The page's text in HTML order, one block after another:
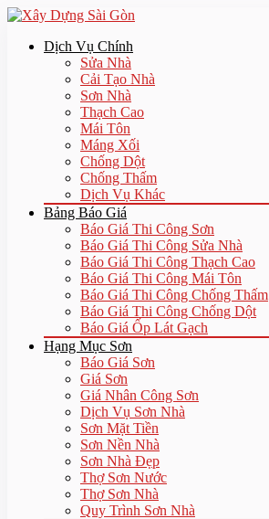
Dịch Vụ Chính
Sửa Nhà
Cải Tạo Nhà
Sơn Nhà
Thạch Cao
Mái Tôn
Máng Xối
Chống Dột
Chống Thấm
Dịch Vụ Khác
Bảng Báo Giá
Báo Giá Thi Công Sơn
Báo Giá Thi Công Sửa Nhà
Báo Giá Thi Công Thạch Cao
Báo Giá Thi Công Mái Tôn
Báo Giá Thi Công Chống Thấm
Báo Giá Thi Công Chống Dột
Báo Giá Ốp Lát Gạch
Hạng Mục Sơn
Báo Giá Sơn
Giá Sơn
Giá Nhân Công Sơn
Dịch Vụ Sơn Nhà
Sơn Mặt Tiền
Sơn Nền Nhà
Sơn Nhà Đẹp
Thợ Sơn Nước
Thợ Sơn Nhà
Quy Trình Sơn Nhà